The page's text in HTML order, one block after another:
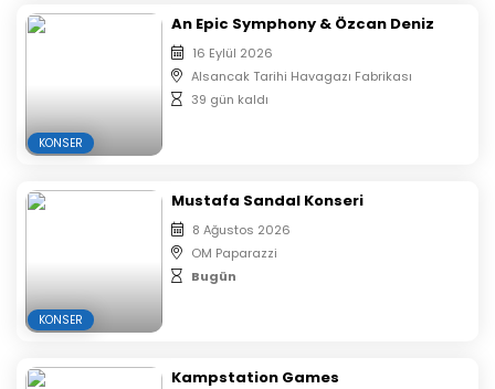
KONSER
An Epic Symphony & Özcan Deniz
16 Eylül 2026
Alsancak Tarihi Havagazı Fabrikası
39 gün kaldı
KONSER
Mustafa Sandal Konseri
8 Ağustos 2026
OM Paparazzi
Bugün
Kampstation Games